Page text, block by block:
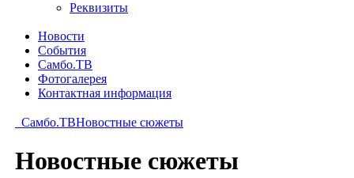
Реквизиты
Новости
События
Самбо.ТВ
Фотогалерея
Контактная информация
Самбо.ТВНовостные сюжеты
Новостные сюжеты